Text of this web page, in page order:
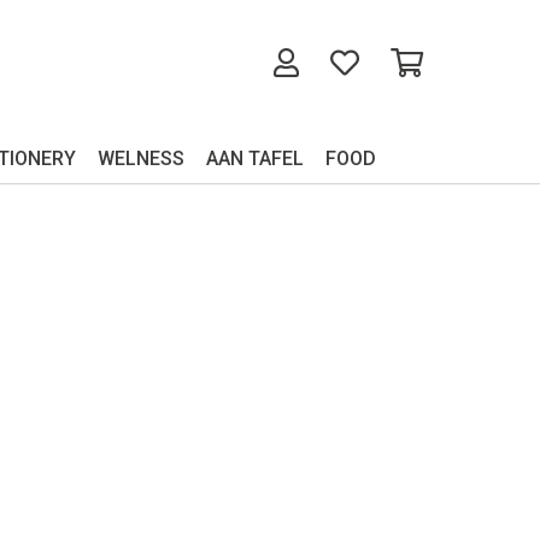
WELNESS AAN TAFEL FOOD